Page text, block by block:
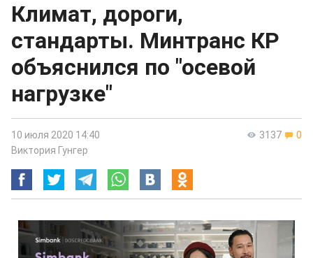
Климат, дороги,
стандарты. Минтранс КР
объяснился по "осевой
нагрузке"
3137 0
10 июля 2020 14:40
Виктория Гунгер